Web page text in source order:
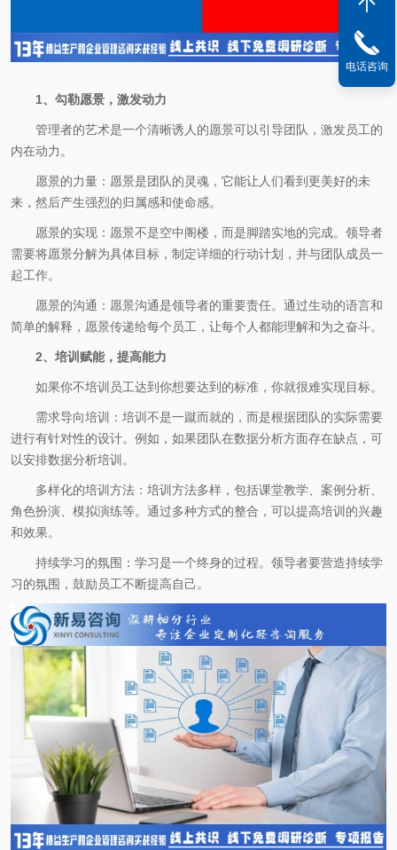
1、勾勒愿景，激发动力
管理者的艺术是一个清晰诱人的愿景可以引导团队，激发员工的
内在动力。
愿景的力量：愿景是团队的灵魂，它能让人们看到更美好的未
来，然后产生强烈的归属感和使命感。
愿景的实现：愿景不是空中阁楼，而是脚踏实地的完成。领导者
需要将愿景分解为具体目标，制定详细的行动计划，并与团队成员一
起工作。
愿景的沟通：愿景沟通是领导者的重要责任。通过生动的语言和
简单的解释，愿景传递给每个员工，让每个人都能理解和为之奋斗。
2、培训赋能，提高能力
如果你不培训员工达到你想要达到的标准，你就很难实现目标。
需求导向培训：培训不是一蹴而就的，而是根据团队的实际需要
进行有针对性的设计。例如，如果团队在数据分析方面存在缺点，可
以安排数据分析培训。
多样化的培训方法：培训方法多样，包括课堂教学、案例分析、
角色扮演、模拟演练等。通过多种方式的整合，可以提高培训的兴趣
和效果。
持续学习的氛围：学习是一个终身的过程。领导者要营造持续学
习的氛围，鼓励员工不断提高自己。
电话咨询